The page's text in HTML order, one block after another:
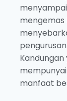
manfaat